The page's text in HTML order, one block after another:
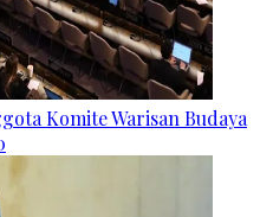
Komite Warisan Budaya